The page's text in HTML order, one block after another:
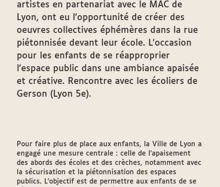
artistes en partenariat avec le MAC de
Lyon, ont eu l'opportunité de créer des
oeuvres collectives éphémères dans la rue
piétonnisée devant leur école. L'occasion
pour les enfants de se réapproprier
l'espace public dans une ambiance apaisée
et créative. Rencontre avec les écoliers de
Gerson (Lyon 5e).
Pour faire plus de place aux enfants, la Ville de Lyon a
engagé une mesure centrale : celle de l’apaisement
des abords des écoles et des crèches, notamment avec
la sécurisation et la piétonnisation des espaces
publics. L’objectif est de permettre aux enfants de se